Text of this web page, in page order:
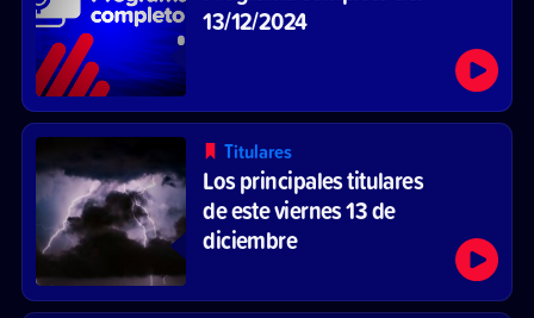
13/12/2024
Titulares
Los principales titulares
de este viernes 13 de
diciembre